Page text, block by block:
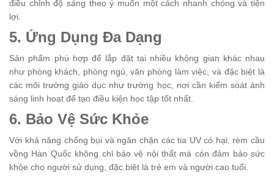
điều chỉnh độ sáng theo ý muốn một cách nhanh chóng và tiện
lợi.
5. Ứng Dụng Đa Dạng
Sản phẩm phù hợp để lắp đặt tại nhiều không gian khác nhau
như phòng khách, phòng ngủ, văn phòng làm việc, và đặc biệt là
các môi trường giáo dục như trường học, nơi cần kiểm soát ánh
sáng linh hoạt để tạo điều kiện học tập tốt nhất.
6. Bảo Vệ Sức Khỏe
Với khả năng chống bụi và ngăn chặn các tia UV có hại, rèm cầu
vồng Hàn Quốc không chỉ bảo vệ nội thất mà còn đảm bảo sức
khỏe cho người sử dụng, đặc biệt là trẻ em và người cao tuổi.